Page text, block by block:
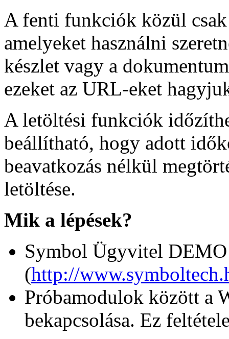
A fenti funkciók közül
amelyeket használni
készlet vagy a
ezeket az URL-eket
A letöltési funkciók
beállítható, hogy adott
beavatkozás nélkül
letöltése.
Mik a lépések?
Symbol Ügyvitel
(http://
Próbamodulok között a
bekapcsolása. Ez